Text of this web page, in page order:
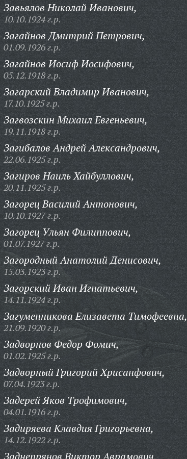
Завьялов Николай Иванович,
10.10.1924 г.р.
Загайнов Дмитрий Петрович,
01.09.1926 г.р.
Загайнов Иосиф Иосифович,
05.12.1918 г.р.
Загарский Владимир Иванович,
17.10.1925 г.р.
Загвозскин Михаил Евгеньевич,
19.11.1918 г.р.
Загибалов Андрей Александрович,
22.06.1925 г.р.
Загиров Наиль Хайбуллович,
20.11.1925 г.р.
Загорец Василий Антонович,
10.10.1927 г.р.
Загорец Ульян Филиппович,
01.07.1927 г.р.
Загородный Анатолий Денисович,
15.03.1923 г.р.
Загорский Иван Игнатьевич,
14.11.1924 г.р.
Загуменникова Елизавета Тимофеевна,
21.09.1920 г.р.
Задворнов Федор Фомич,
01.02.1925 г.р.
Задворный Григорий Хрисанфович,
07.04.1923 г.р.
Задерей Яков Трофимович,
04.01.1916 г.р.
Задиряева Клавдия Григорьевна,
14.12.1922 г.р.
Заднепрянов Виктор Аврамович,